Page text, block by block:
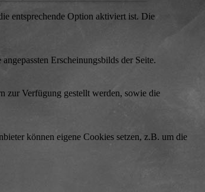
entsprechende Option aktiviert ist. Die
Erscheinungsbilds der Seite.
zur Verfügung gestellt werden, sowie die
können eigene Cookies setzen, z.B. um die